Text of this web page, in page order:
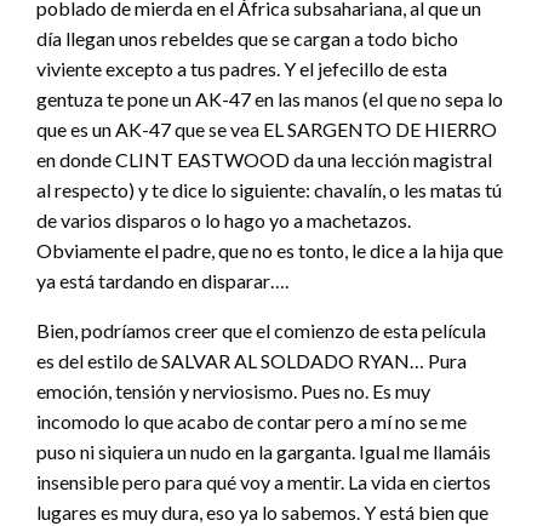
poblado de mierda en el África subsahariana, al que un
día llegan unos rebeldes que se cargan a todo bicho
viviente excepto a tus padres. Y el jefecillo de esta
gentuza te pone un AK-47 en las manos (el que no sepa lo
que es un AK-47 que se vea EL SARGENTO DE HIERRO
en donde CLINT EASTWOOD da una lección magistral
al respecto) y te dice lo siguiente: chavalín, o les matas tú
de varios disparos o lo hago yo a machetazos.
Obviamente el padre, que no es tonto, le dice a la hija que
ya está tardando en disparar….
Bien, podríamos creer que el comienzo de esta película
es del estilo de SALVAR AL SOLDADO RYAN… Pura
emoción, tensión y nerviosismo. Pues no. Es muy
incomodo lo que acabo de contar pero a mí no se me
puso ni siquiera un nudo en la garganta. Igual me llamáis
insensible pero para qué voy a mentir. La vida en ciertos
lugares es muy dura, eso ya lo sabemos. Y está bien que